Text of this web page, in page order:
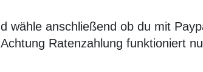
wähle anschließend ob du mit
Ratenzahlung funktioniert